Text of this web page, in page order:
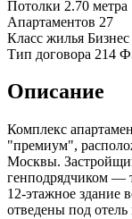
Потолки 2.70 метра
Апартаментов 27
Класс жилья Бизнес
Тип договора 214
Описание
Комплекс
"премиум",
Москвы.
генподрядчиком —
12-этажное здание
отведены под